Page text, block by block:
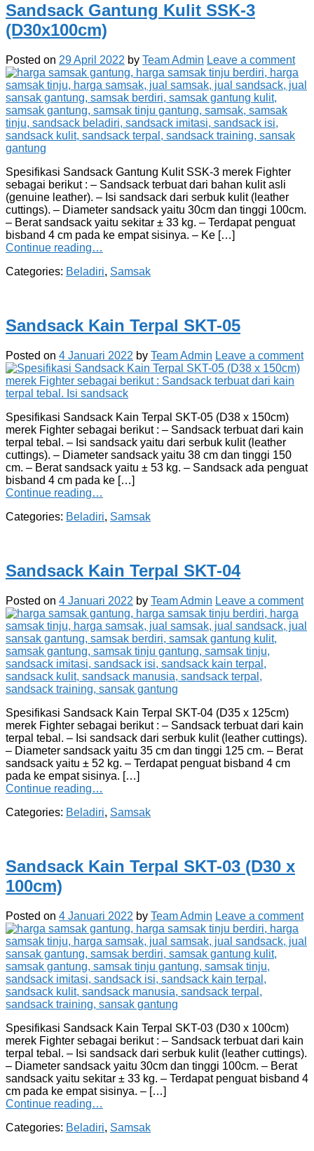
Sandsack Gantung Kulit SSK-3
(D30x100cm)
Posted on 29 April 2022 by Team Admin Leave a comment
Spesifikasi Sandsack Gantung Kulit SSK-3 merek Fighter
sebagai berikut : – Sandsack terbuat dari bahan kulit asli
(genuine leather). – Isi sandsack dari serbuk kulit (leather
cuttings). – Diameter sandsack yaitu 30cm dan tinggi 100cm.
– Berat sandsack yaitu sekitar ± 33 kg. – Terdapat penguat
bisband 4 cm pada ke empat sisinya. – Ke […]
Continue reading…
Categories: Beladiri, Samsak
Sandsack Kain Terpal SKT-05
Posted on 4 Januari 2022 by Team Admin Leave a comment
Spesifikasi Sandsack Kain Terpal SKT-05 (D38 x 150cm)
merek Fighter sebagai berikut : – Sandsack terbuat dari kain
terpal tebal. – Isi sandsack yaitu dari serbuk kulit (leather
cuttings). – Diameter sandsack yaitu 38 cm dan tinggi 150
cm. – Berat sandsack yaitu ± 53 kg. – Sandsack ada penguat
bisband 4 cm pada ke […]
Continue reading…
Categories: Beladiri, Samsak
Sandsack Kain Terpal SKT-04
Posted on 4 Januari 2022 by Team Admin Leave a comment
Spesifikasi Sandsack Kain Terpal SKT-04 (D35 x 125cm)
merek Fighter sebagai berikut : – Sandsack terbuat dari kain
terpal tebal. – Isi sandsack dari serbuk kulit (leather cuttings).
– Diameter sandsack yaitu 35 cm dan tinggi 125 cm. – Berat
sandsack yaitu ± 52 kg. – Terdapat penguat bisband 4 cm
pada ke empat sisinya. […]
Continue reading…
Categories: Beladiri, Samsak
Sandsack Kain Terpal SKT-03 (D30 x
100cm)
Posted on 4 Januari 2022 by Team Admin Leave a comment
Spesifikasi Sandsack Kain Terpal SKT-03 (D30 x 100cm)
merek Fighter sebagai berikut : – Sandsack terbuat dari kain
terpal tebal. – Isi sandsack dari serbuk kulit (leather cuttings).
– Diameter sandsack yaitu 30cm dan tinggi 100cm. – Berat
sandsack yaitu sekitar ± 33 kg. – Terdapat penguat bisband 4
cm pada ke empat sisinya. – […]
Continue reading…
Categories: Beladiri, Samsak